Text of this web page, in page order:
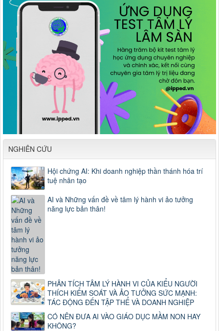
NGHIÊN CỨU
Hội chứng AI: Khi doanh nghiệp thần thánh hóa trí
tuệ nhân tạo
AI và Những vấn đề về tâm lý hành vi ảo tưởng
năng lực bản thân!
PHÂN TÍCH TÂM LÝ HÀNH VI CỦA KIỂU NGƯỜI
THÍCH KIỂM SOÁT VÀ ẢO TƯỞNG SỨC MẠNH:
TÁC ĐỘNG ĐẾN TẬP THỂ VÀ DOANH NGHIỆP
CÓ NÊN ĐƯA AI VÀO GIÁO DỤC MẦM NON HAY
KHÔNG?